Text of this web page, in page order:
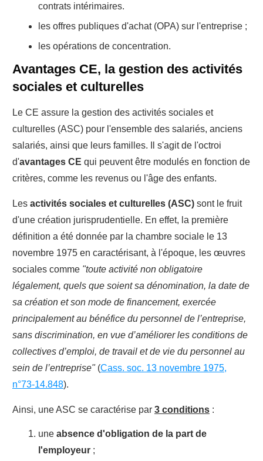
contrats intérimaires.
les offres publiques d'achat (OPA) sur l'entreprise ;
les opérations de concentration.
Avantages CE, la gestion des activités
sociales et culturelles
Le CE assure la gestion des activités sociales et
culturelles (ASC) pour l'ensemble des salariés, anciens
salariés, ainsi que leurs familles. Il s'agit de l'octroi
d'avantages CE qui peuvent être modulés en fonction de
critères, comme les revenus ou l'âge des enfants.
Les activités sociales et culturelles (ASC) sont le fruit
d'une création jurisprudentielle. En effet, la première
définition a été donnée par la chambre sociale le 13
novembre 1975 en caractérisant, à l'époque, les œuvres
sociales comme "toute activité non obligatoire
légalement, quels que soient sa dénomination, la date de
sa création et son mode de financement, exercée
principalement au bénéfice du personnel de l’entreprise,
sans discrimination, en vue d’améliorer les conditions de
collectives d’emploi, de travail et de vie du personnel au
sein de l’entreprise"(Cass. soc. 13 novembre 1975,
n°73-14.848).
Ainsi, une ASC se caractérise par 3 conditions :
une absence d'obligation de la part de
l'employeur ;